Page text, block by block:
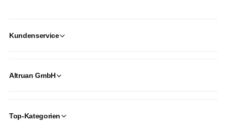
Kundenservice
Altruan GmbH
Top-Kategorien